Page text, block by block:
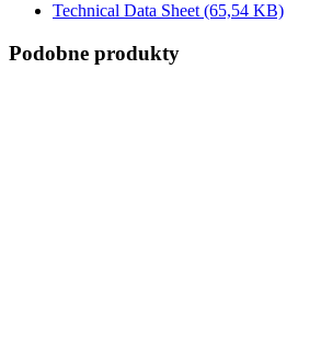
Technical Data Sheet (65,54 KB)
Podobne produkty